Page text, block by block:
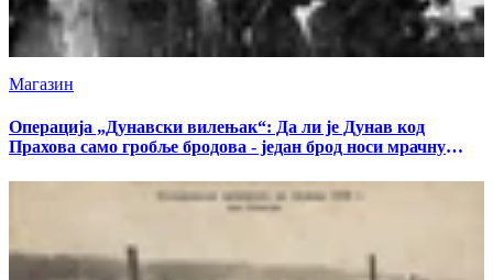
Магазин
Операција „Дунавски вилењак“: Да ли је Дунав код
Прахова само гробље бродова - један брод носи мрачну